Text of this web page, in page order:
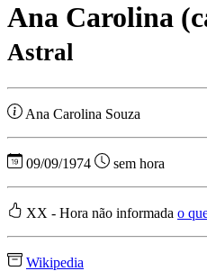
Ana Carolina
Astral
Ana Carolina Souza
09/09/1974 sem hora
XX - Hora não informada o
Wikipedia